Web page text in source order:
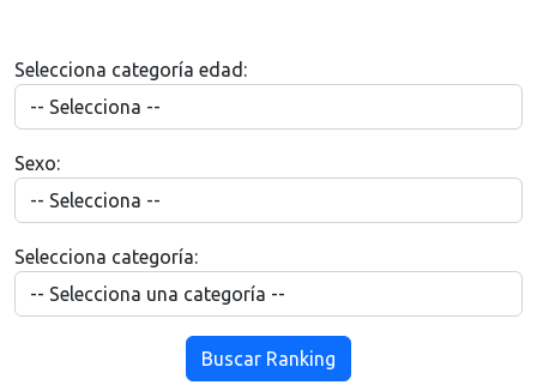
Selecciona categoría edad:
Sexo:
Selecciona categoría:
Buscar Ranking